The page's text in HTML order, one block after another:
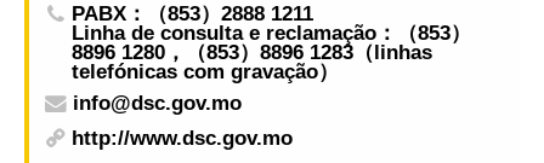
PABX：（853）2888 1211
Linha de consulta e reclamação：（853）
8896 1280，（853）8896 1283（linhas
telefónicas com gravação）
info@dsc.gov.mo
http://www.dsc.gov.mo